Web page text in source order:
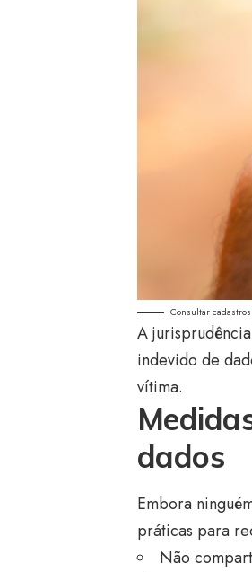
Consultar
A
indevido de
vítima.
dados
Embora
práticas para
Não